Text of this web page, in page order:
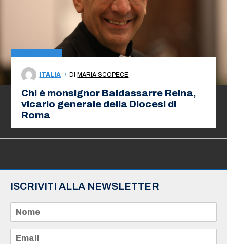
ITALIA \ DIMARIA SCOPECE
Chi è monsignor Baldassarre Reina,
vicario generale della Diocesi di
Roma
ISCRIVITI ALLA NEWSLETTER
m
e